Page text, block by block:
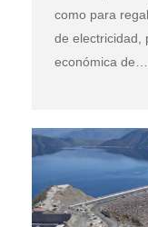
como para
de electricidad,
económica de…